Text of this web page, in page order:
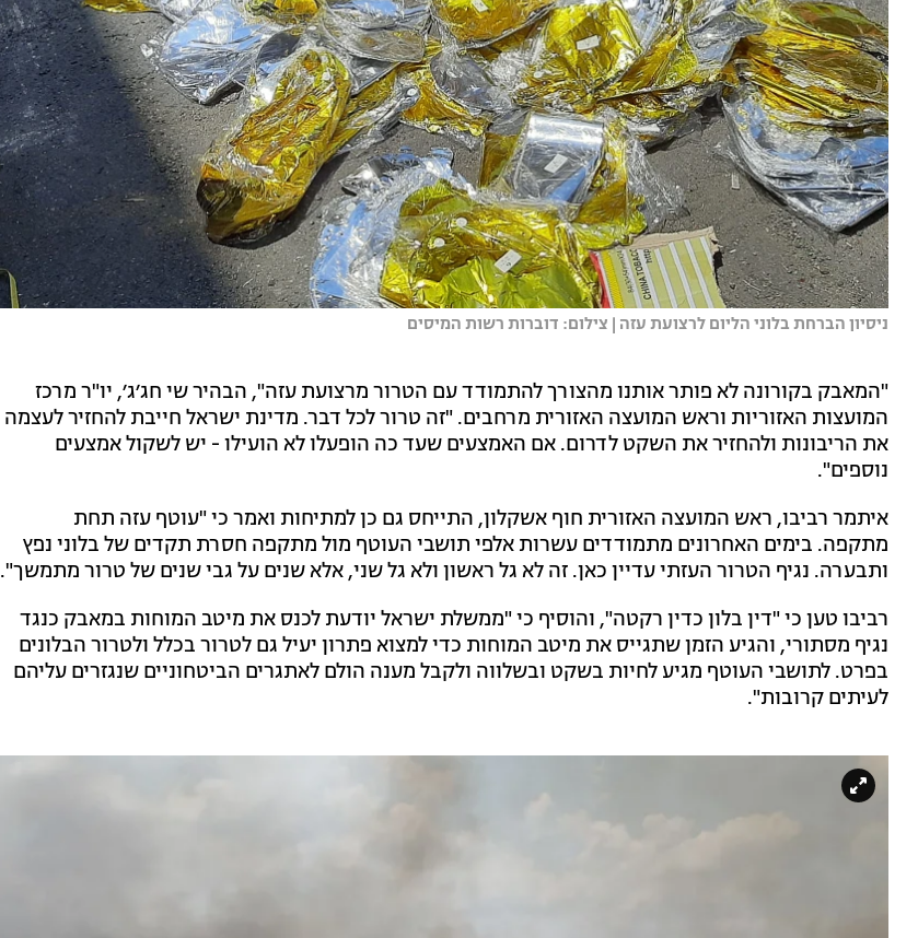
ניסיון הברחת בלוני הליום לרצועת עזה | צילום: דוברות רשות המיסים
"המאבק בקורונה לא פותר אותנו מהצורך להתמודד עם הטרור מרצועת עזה", הבהיר שי חג׳ג׳, יו"ר מרכז
המועצות האזוריות וראש המועצה האזורית מרחבים. "זה טרור לכל דבר. מדינת ישראל חייבת להחזיר לעצמה
את הריבונות ולהחזיר את השקט לדרום. אם האמצעים שעד כה הופעלו לא הועילו - יש לשקול אמצעים
נוספים".
איתמר רביבו, ראש המועצה האזורית חוף אשקלון, התייחס גם כן למתיחות ואמר כי "עוטף עזה תחת
מתקפה. בימים האחרונים מתמודדים עשרות אלפי תושבי העוטף מול מתקפה חסרת תקדים של בלוני נפץ
ותבערה. נגיף הטרור העזתי עדיין כאן. זה לא גל ראשון ולא גל שני, אלא שנים על גבי שנים של טרור מתמשך".
רביבו טען כי "דין בלון כדין רקטה", והוסיף כי "ממשלת ישראל יודעת לכנס את מיטב המוחות במאבק כנגד
נגיף מסתורי, והגיע הזמן שתגייס את מיטב המוחות כדי למצוא פתרון יעיל גם לטרור בכלל ולטרור הבלונים
בפרט. לתושבי העוטף מגיע לחיות בשקט ובשלווה ולקבל מענה הולם לאתגרים הביטחוניים שנגזרים עליהם
לעיתים קרובות".